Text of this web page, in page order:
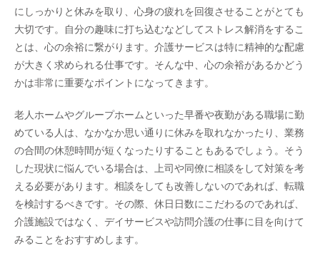
にしっかりと休みを取り、心身の疲れを回復させることがとても
大切です。自分の趣味に打ち込むなどしてストレス解消をするこ
とは、心の余裕に繋がります。介護サービスは特に精神的な配慮
が大きく求められる仕事です。そんな中、心の余裕があるかどう
かは非常に重要なポイントになってきます。
老人ホームやグループホームといった早番や夜勤がある職場に勤
めている人は、なかなか思い通りに休みを取れなかったり、業務
の合間の休憩時間が短くなったりすることもあるでしょう。そう
した現状に悩んでいる場合は、上司や同僚に相談をして対策を考
える必要があります。相談をしても改善しないのであれば、転職
を検討するべきです。その際、休日日数にこだわるのであれば、
介護施設ではなく、デイサービスや訪問介護の仕事に目を向けて
みることをおすすめします。